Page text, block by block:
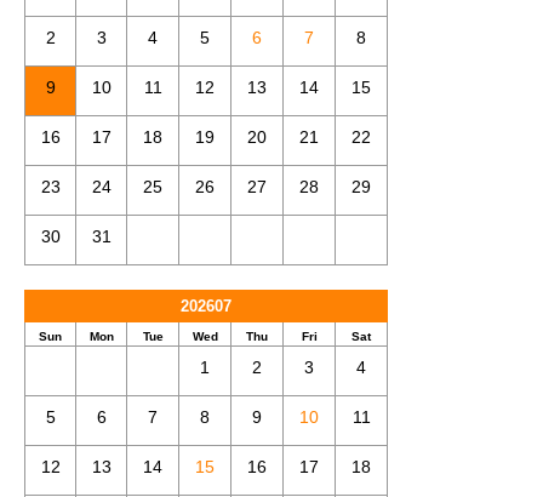
2 3 4 5 6 7 8
9 10 11 12 13 14 15
16 17 18 19 20 21 22
23 24 25 26 27 28 29
30 31
202607
Sun Mon Tue Wed Thu Fri Sat
1 2 3 4
5 6 7 8 9 10 11
12 13 14 15 16 17 18